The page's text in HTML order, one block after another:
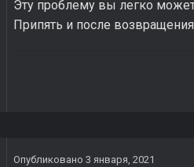
Эту проблему вы легко
Припять и после
Опубликовано 3 января, 2021